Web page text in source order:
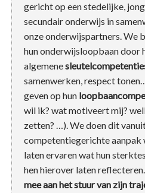
gericht op een stedelijke,
secundair onderwijs in
onze onderwijspartners. We
hun onderwijsloopbaan door
algemene
samenwerken, respect
geven op hun
wil ik? wat motiveert mij?
zetten? …). We doen dit
competentiegerichte aanpak
laten ervaren wat hun
hen hierover laten reflecteren.
mee aan het stuur van zijn